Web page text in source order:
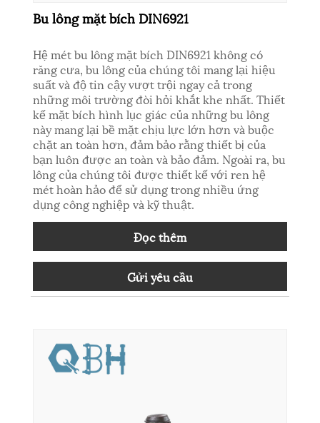
Bu lông mặt bích DIN6921
Hệ mét bu lông mặt bích DIN6921 không có
răng cưa, bu lông của chúng tôi mang lại hiệu
suất và độ tin cậy vượt trội ngay cả trong
những môi trường đòi hỏi khắt khe nhất. Thiết
kế mặt bích hình lục giác của những bu lông
này mang lại bề mặt chịu lực lớn hơn và buộc
chặt an toàn hơn, đảm bảo rằng thiết bị của
bạn luôn được an toàn và bảo đảm. Ngoài ra, bu
lông của chúng tôi được thiết kế với ren hệ
mét hoàn hảo để sử dụng trong nhiều ứng
dụng công nghiệp và kỹ thuật.
Đọc thêm
Gửi yêu cầu